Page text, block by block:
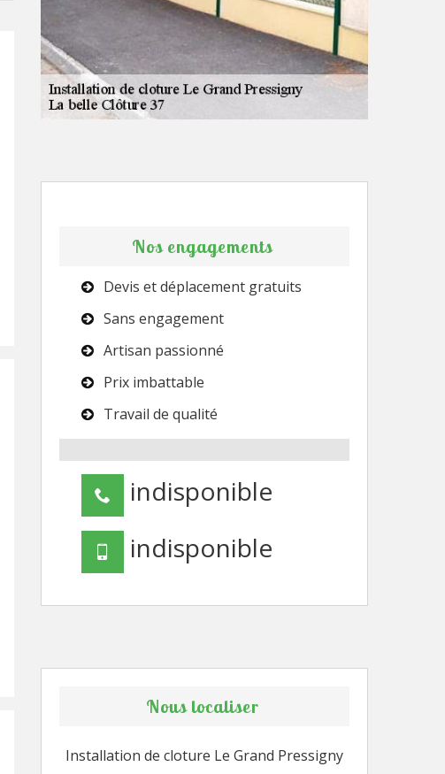
Nos engagements
Devis et déplacement gratuits
Sans engagement
Artisan passionné
Prix imbattable
Travail de qualité
indisponible
indisponible
Nous localiser
Installation de cloture Le Grand Pressigny